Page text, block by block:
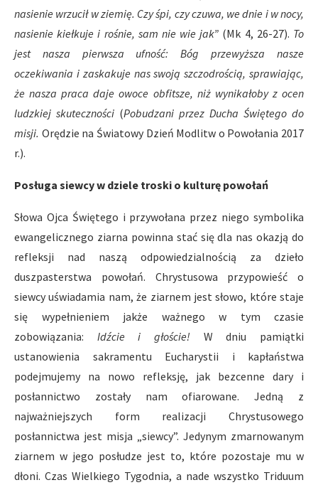
nasienie wrzucił w ziemię. Czy śpi, czy czuwa, we dnie i w nocy,
nasienie kiełkuje i rośnie, sam nie wie jak” (Mk 4, 26-27). To
jest nasza pierwsza ufność: Bóg przewyższa nasze
oczekiwania i zaskakuje nas swoją szczodrością, sprawiając,
że nasza praca daje owoce obfitsze, niż wynikałoby z ocen
ludzkiej skuteczności (Pobudzani przez Ducha Świętego do
misji. Orędzie na Światowy Dzień Modlitw o Powołania 2017
r.).
Posługa siewcy w dziele troski o kulturę powołań
Słowa Ojca Świętego i przywołana przez niego symbolika
ewangelicznego ziarna powinna stać się dla nas okazją do
refleksji nad naszą odpowiedzialnością za dzieło
duszpasterstwa powołań. Chrystusowa przypowieść o
siewcy uświadamia nam, że ziarnem jest słowo, które staje
się wypełnieniem jakże ważnego w tym czasie
zobowiązania: Idźcie i głoście! W dniu pamiątki
ustanowienia sakramentu Eucharystii i kapłaństwa
podejmujemy na nowo refleksję, jak bezcenne dary i
posłannictwo zostały nam ofiarowane. Jedną z
najważniejszych form realizacji Chrystusowego
posłannictwa jest misja „siewcy”. Jedynym zmarnowanym
ziarnem w jego posłudze jest to, które pozostaje mu w
dłoni. Czas Wielkiego Tygodnia, a nade wszystko Triduum